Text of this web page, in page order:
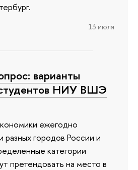
13 июля
варианты
НИУ ВШЭ
ежегодно
разных городов России и
категории
претендовать на место в